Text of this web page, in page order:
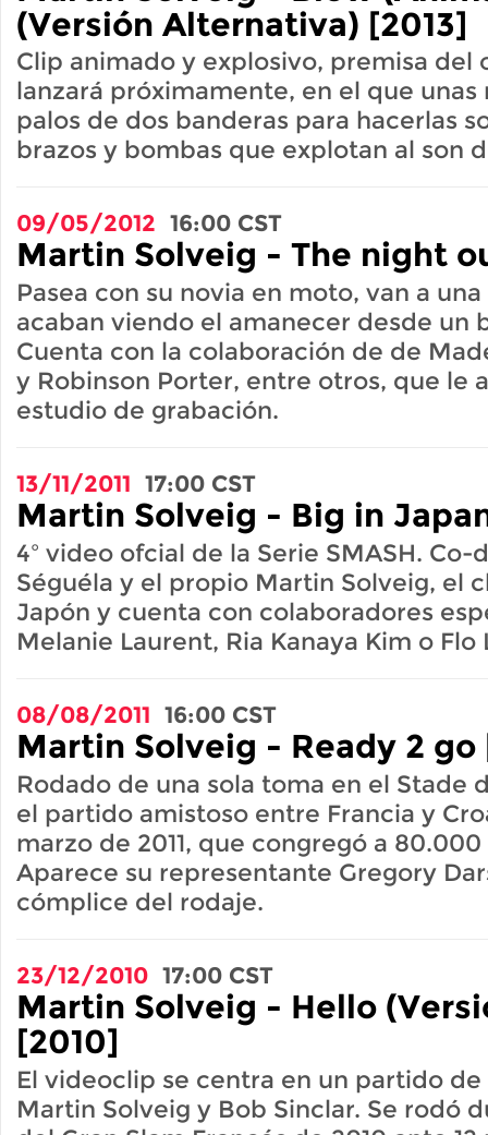
(Versión Alternativa) [2013]
Clip animado y explosivo, premisa del
lanzará próximamente, en el que unas
palos de dos banderas para hacerlas
brazos y bombas que explotan al son
09/05/2012 16:00 CST
Martin Solveig - The night
Pasea con su novia en moto, van a
acaban viendo el amanecer desde un
Cuenta con la colaboración de de
y Robinson Porter, entre otros, que le
estudio de grabación.
13/11/2011 17:00 CST
Martin Solveig - Big in
4º video ofcial de la Serie SMASH.
Séguéla y el propio Martin Solveig, el
Japón y cuenta con colaboradores
Melanie Laurent, Ria Kanaya Kim o Flo
08/08/2011 16:00 CST
Martin Solveig - Ready 2 go
Rodado de una sola toma en el Stade
el partido amistoso entre Francia y
marzo de 2011, que congregó a
Aparece su representante Gregory
cómplice del rodaje.
23/12/2010 17:00 CST
Martin Solveig - Hello
[2010]
El videoclip se centra en un partido
Martin Solveig y Bob Sinclar. Se rodó